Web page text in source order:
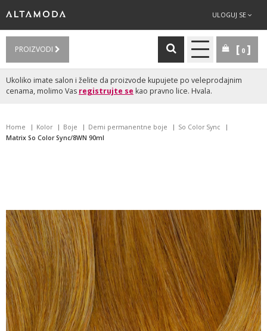
ULOGUJ SE
PROIZVODI 0
Ukoliko imate salon i želite da proizvode kupujete po veleprodajnim
cenama, molimo Vas registrujte se kao pravno lice. Hvala.
Home Kolor Boje Demi permanentne boje
So Color Sync
Matrix So Color Sync/8WN 90ml